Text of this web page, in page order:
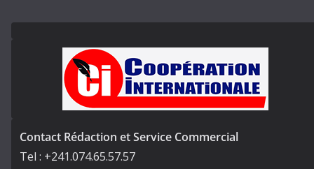
Contact Rédaction et Service Commercial
Tel : +241.074.65.57.57